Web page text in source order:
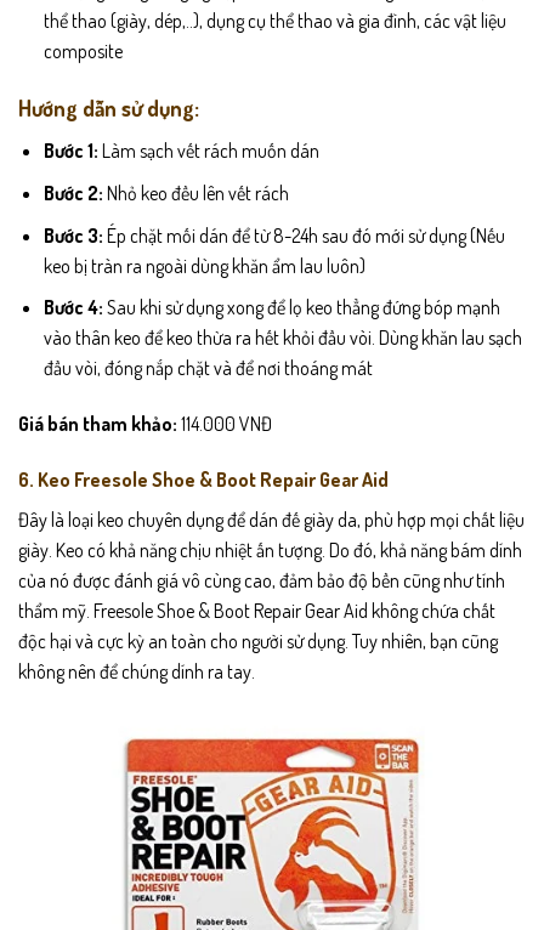
thể thao (giày, dép,..), dụng cụ thể thao và gia đình, các vật liệu
composite
Hướng dẫn sử dụng:
Bước 1: Làm sạch vết rách muốn dán
Bước 2: Nhỏ keo đều lên vết rách
Bước 3: Ép chặt mối dán để từ 8-24h sau đó mới sử dụng (Nếu
keo bị tràn ra ngoài dùng khăn ẩm lau luôn)
Bước 4: Sau khi sử dụng xong để lọ keo thẳng đứng bóp mạnh
vào thân keo để keo thừa ra hết khỏi đầu vòi. Dùng khăn lau sạch
đầu vòi, đóng nắp chặt và để nơi thoáng mát
Giá bán tham khảo: 114.000 VNĐ
6. Keo Freesole Shoe & Boot Repair Gear Aid
Đây là loại keo chuyên dụng để dán đế giày da, phù hợp mọi chất liệu
giày. Keo có khả năng chịu nhiệt ấn tượng. Do đó, khả năng bám dính
của nó được đánh giá vô cùng cao, đảm bảo độ bền cũng như tính
thẩm mỹ. Freesole Shoe & Boot Repair Gear Aid không chứa chất
độc hại và cực kỳ an toàn cho người sử dụng. Tuy nhiên, bạn cũng
không nên để chúng dính ra tay.